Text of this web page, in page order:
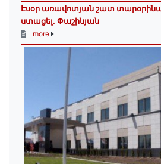
Էսօր առավոտյան շատ
ստացել. Փաշինյան
more